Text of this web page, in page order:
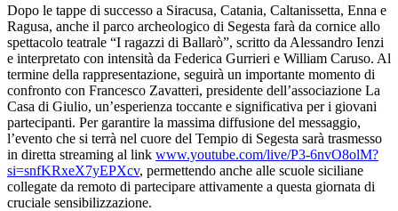
Dopo le tappe di successo a Siracusa, Catania, Caltanissetta, Enna e
Ragusa, anche il parco archeologico di Segesta farà da cornice allo
spettacolo teatrale “I ragazzi di Ballarò”, scritto da Alessandro Ienzi
e interpretato con intensità da Federica Gurrieri e William Caruso. Al
termine della rappresentazione, seguirà un importante momento di
confronto con Francesco Zavatteri, presidente dell’associazione La
Casa di Giulio, un’esperienza toccante e significativa per i giovani
partecipanti. Per garantire la massima diffusione del messaggio,
l’evento che si terrà nel cuore del Tempio di Segesta sarà trasmesso
in diretta streaming al link www.youtube.com/live/P3-6nvO8olM?
si=snfKRxeX7yEPXcv, permettendo anche alle scuole siciliane
collegate da remoto di partecipare attivamente a questa giornata di
cruciale sensibilizzazione.